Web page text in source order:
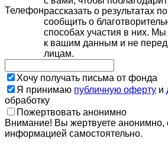
Телефонрассказать о результатах
сообщить о
способах участия в них.
к вашим данным и не
лицам.
Хочу получать письма от фонда
Я принимаю публичную оферту и
обработку
Пожертвовать анонимно
Внимание! Вы жертвуете анонимно,
информацией самостоятельно.